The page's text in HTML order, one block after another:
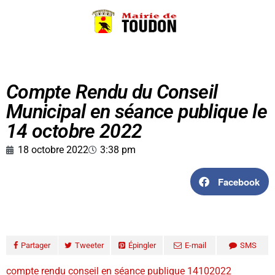
Compte Rendu du Conseil
Municipal en séance publique le
14 octobre 2022
18 octobre 2022 3:38 pm
Facebook
Partager Tweeter Épingler E-mail SMS
compte rendu conseil en séance publique 14102022